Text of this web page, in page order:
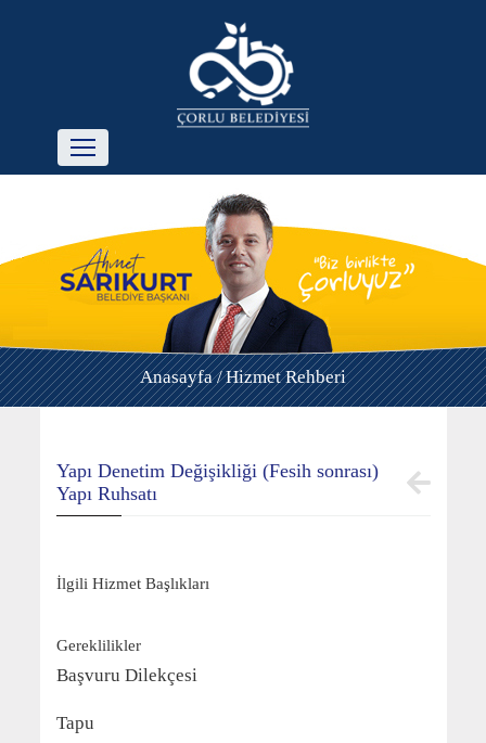
Anasayfa /Hizmet Rehberi
Yapı Denetim Değişikliği (Fesih sonrası)
Yapı Ruhsatı
İlgili Hizmet Başlıkları
Gereklilikler
Başvuru Dilekçesi
Tapu